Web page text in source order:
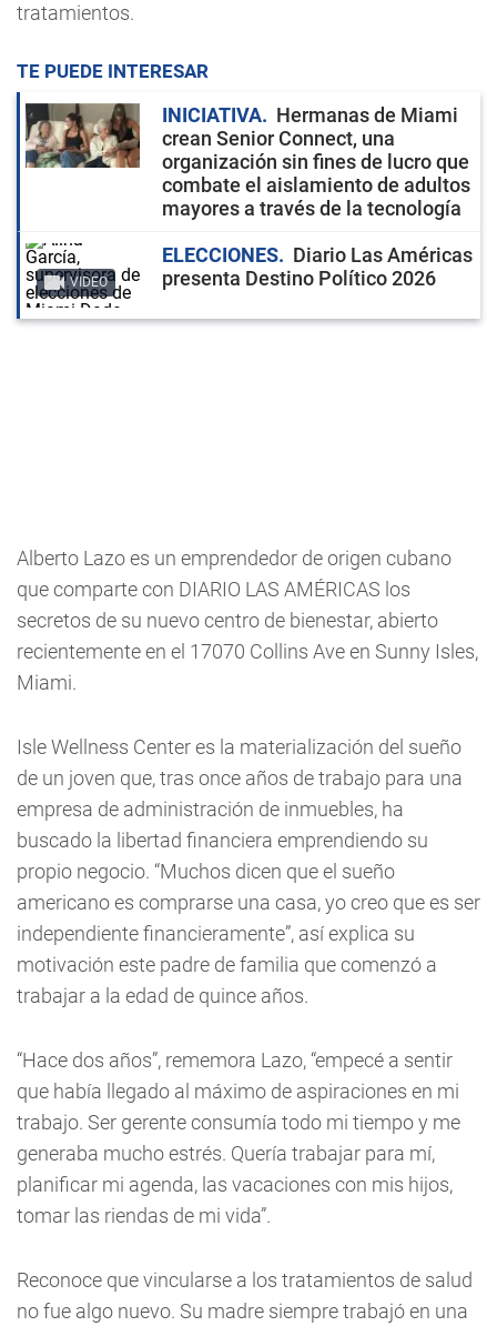
tratamientos.
TE PUEDE INTERESAR
INICIATIVA
Hermanas de Miami
crean Senior Connect, una
organización sin fines de lucro que
combate el aislamiento de adultos
mayores a través de la tecnología
VIDEO
ELECCIONES
Diario Las Américas
presenta Destino Político 2026
Alberto Lazo es un emprendedor de origen cubano
que comparte con DIARIO LAS AMÉRICAS los
secretos de su nuevo centro de bienestar, abierto
recientemente en el 17070 Collins Ave en Sunny Isles,
Miami.
Isle Wellness Center es la materialización del sueño
de un joven que, tras once años de trabajo para una
empresa de administración de inmuebles, ha
buscado la libertad financiera emprendiendo su
propio negocio. “Muchos dicen que el sueño
americano es comprarse una casa, yo creo que es ser
independiente financieramente”, así explica su
motivación este padre de familia que comenzó a
trabajar a la edad de quince años.
“Hace dos años”, rememora Lazo, “empecé a sentir
que había llegado al máximo de aspiraciones en mi
trabajo. Ser gerente consumía todo mi tiempo y me
generaba mucho estrés. Quería trabajar para mí,
planificar mi agenda, las vacaciones con mis hijos,
tomar las riendas de mi vida”.
Reconoce que vincularse a los tratamientos de salud
no fue algo nuevo. Su madre siempre trabajó en una